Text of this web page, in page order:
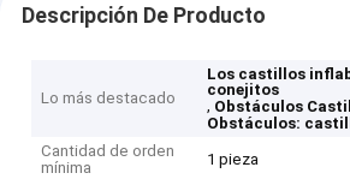
Descripción De Producto
Lo más destacado
Los castillos
conejitos
, Obstáculos
Obstáculos:
Cantidad de orden
mínima
1 pieza